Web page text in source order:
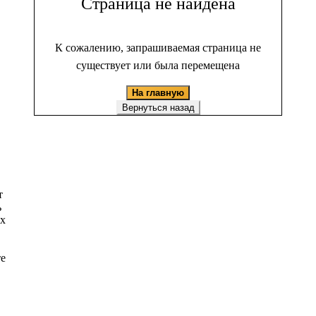
К сожалению, запрашиваемая страница не
существует или была перемещена
На главную
Вернуться назад